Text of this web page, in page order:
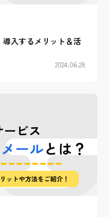
入するメリット＆活
2024.06.28